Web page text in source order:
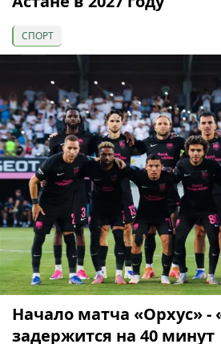
СПОРТ
Начало матча «Орхус» -
задержится на 40 минут